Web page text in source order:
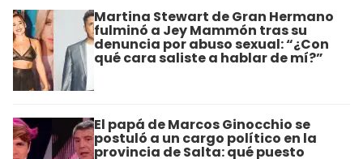
Martina Stewart de Gran Hermano
fulminó a Jey Mammón tras su
denuncia por abuso sexual: “¿Con
qué cara saliste a hablar de mí?”
El papá de Marcos Ginocchio se
postuló a un cargo político en la
provincia de Salta: qué puesto